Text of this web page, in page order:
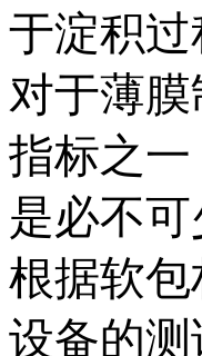
于淀积
对于薄
指标之
是必不
根据软
设备的